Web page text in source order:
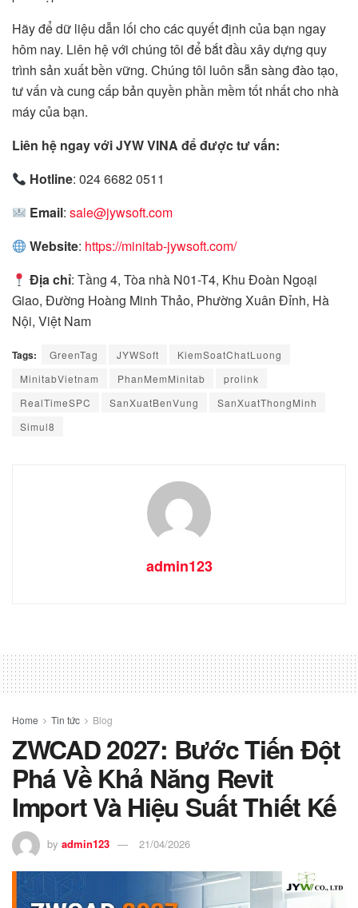
Hãy để dữ liệu dẫn lối cho các quyết định của bạn ngay
hôm nay. Liên hệ với chúng tôi để bắt đầu xây dựng quy
trình sản xuất bền vững. Chúng tôi luôn sẵn sàng đào tạo,
tư vấn và cung cấp bản quyền phần mềm tốt nhất cho nhà
máy của bạn.
Liên hệ ngay với JYW VINA để được tư vấn:
Hotline: 024 6682 0511
Email:sale@jywsoft.com
Website: https://minitab-jywsoft.com/
Địa chỉ: Tầng 4, Tòa nhà N01-T4, Khu Đoàn Ngoại
Giao, Đường Hoàng Minh Thảo, Phường Xuân Đỉnh, Hà
Nội, Việt Nam
Tags: GreenTag JYWSoft
KiemSoatChatLuong
MinitabVietnam
PhanMemMinitab
prolink
RealTimeSPC
SanXuatBenVung
SanXuatThongMinh
Simul8
admin123
Home Tin tức Blog
ZWCAD 2027: Bước Tiến Đột
Phá Về Khả Năng Revit
Import Và Hiệu Suất Thiết Kế
by admin123 21/04/2026